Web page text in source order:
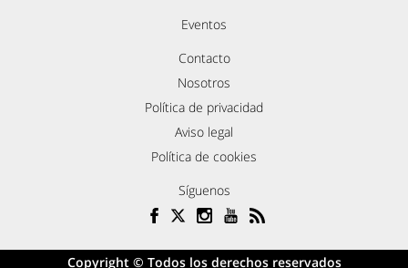
Eventos
Contacto
Nosotros
Política de privacidad
Aviso legal
Política de cookies
Síguenos
Copyright © Todos los derechos reservados